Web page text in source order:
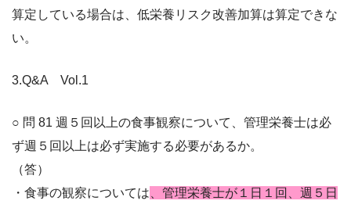
算定している場合は、低栄養リス ク改善加算は算定できな
い。
3.Q&A Vol.1
○ 問 81 週５回以上の食事観察について、管理栄養士は必
ず週５回以上は必ず実施する必要があるか。
（答）
・食事の観察については 、管理栄養士が１日１回、週５日